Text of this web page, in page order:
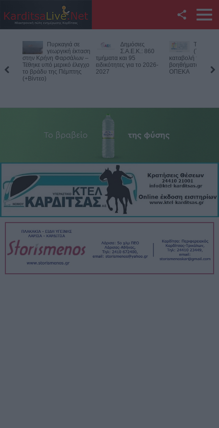
Twitter
YouTube
RSS
Επικοινωνία με το
Δημόσιες
Σ.Α.Ε.Κ.: 860
τμήματα και 95
ειδικότητες για το 2026-
2027
Την Παρασκευή
(7/8) η δεύτερη
καταβολή του
βοηθήματος του ΛΑΕ-
ΟΠΕΚΑ
Νεκρός
αγροτική
περιοχή του
Πιθανό